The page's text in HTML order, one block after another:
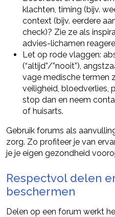
klachten, timing (bijv.
context (bijv. eerdere
check)? Zie ze als
advies-lichamen
Let op rode vlaggen:
(“altijd”/”nooit”),
vage medische termen
veiligheid, bloedverlies,
stop dan en neem
of huisarts.
Gebruik forums als
zorg. Zo profiteer je van
je je eigen gezondheid
Respectvol delen
beschermen
Delen op een forum werkt